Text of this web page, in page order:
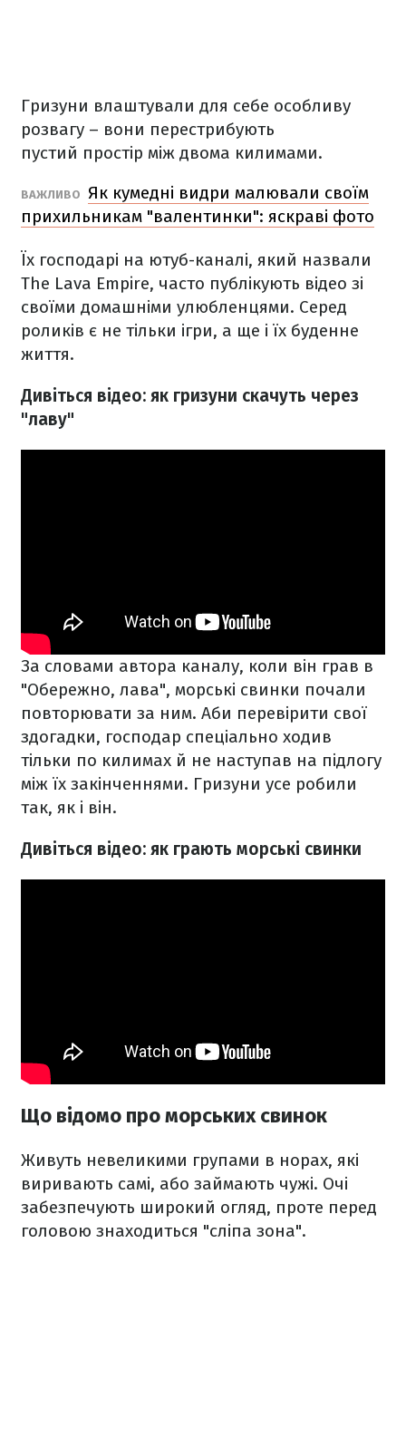
Гризуни влаштували для себе особливу
розвагу – вони перестрибують
пустий простір між двома килимами.
ВАЖЛИВО Як кумедні видри малювали своїм
прихильникам "валентинки": яскраві фото
Їх господарі на ютуб-каналі, який назвали
The Lava Empire, часто публікують відео зі
своїми домашніми улюбленцями. Серед
роликів є не тільки ігри, а ще і їх буденне
життя.
Дивіться відео: як гризуни скачуть через
"лаву"
За словами автора каналу, коли він грав в
"Обережно, лава", морські свинки почали
повторювати за ним. Аби перевірити свої
здогадки, господар спеціально ходив
тільки по килимах й не наступав на підлогу
між їх закінченнями. Гризуни усе робили
так, як і він.
Дивіться відео: як грають морські свинки
Що відомо про морських свинок
Живуть невеликими групами в норах, які
виривають самі, або займають чужі. Очі
забезпечують широкий огляд, проте перед
головою знаходиться "сліпа зона".